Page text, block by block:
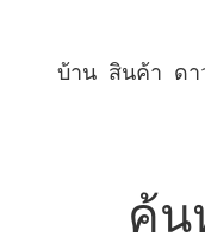
บ้าน สินค้า ด
ค้น